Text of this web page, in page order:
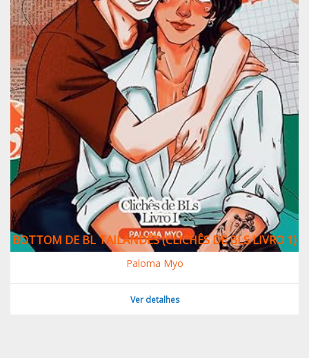
BOTTOM DE BL TAILANDÊS (CLICHÊS DE BLS LIVRO 1)
Paloma Myo
Ver detalhes